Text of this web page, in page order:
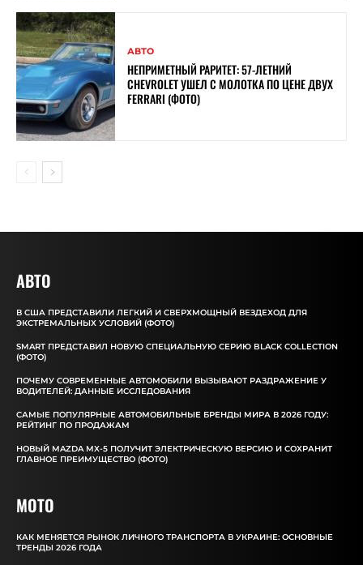
АВТО
НЕПРИМЕТНЫЙ РАРИТЕТ: 57-ЛЕТНИЙ
CHEVROLET УШЕЛ С МОЛОТКА ПО ЦЕНЕ ДВУХ
FERRARI (ФОТО)
АВТО
В США ПРЕДСТАВИЛИ ЛЕГКИЙ И СВЕРХМОЩНЫЙ ВЕЗДЕХОД ДЛЯ
ЭКСТРЕМАЛЬНЫХ УСЛОВИЙ (ФОТО)
SMART ПРЕДСТАВИЛ НОВУЮ СПЕЦИАЛЬНУЮ СЕРИЮ BLACK COLLECTION
(ФОТО)
ПОЧЕМУ СОВРЕМЕННЫЕ АВТОМОБИЛИ ВЫЗЫВАЮТ РАЗДРАЖЕНИЕ У
ВОДИТЕЛЕЙ: ДАННЫЕ ИССЛЕДОВАНИЯ
САМЫЕ ПОПУЛЯРНЫЕ АВТОМОБИЛЬНЫЕ БРЕНДЫ МИРА В 2026 ГОДУ:
РЕЙТИНГ ПО ПРОДАЖАМ
НОВЫЙ MAZDA MX-5 ПОЛУЧИТ ЭЛЕКТРИЧЕСКУЮ ВЕРСИЮ И СОХРАНИТ
ГЛАВНОЕ ПРЕИМУЩЕСТВО (ФОТО)
MOTO
КАК МЕНЯЕТСЯ РЫНОК ЛИЧНОГО ТРАНСПОРТА В УКРАИНЕ: ОСНОВНЫЕ
ТРЕНДЫ 2026 ГОДА